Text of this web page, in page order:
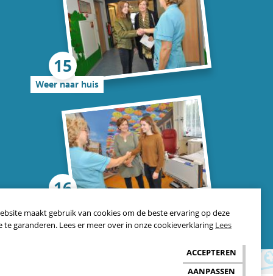
maakt gebruik van cookies om de beste ervaring op deze
te garanderen. Lees er meer over in onze cookieverklaring Lees
AANPASSEN
ACCEPTEREN
Weer naar huis